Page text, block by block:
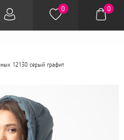
0 0
12130 серый графит